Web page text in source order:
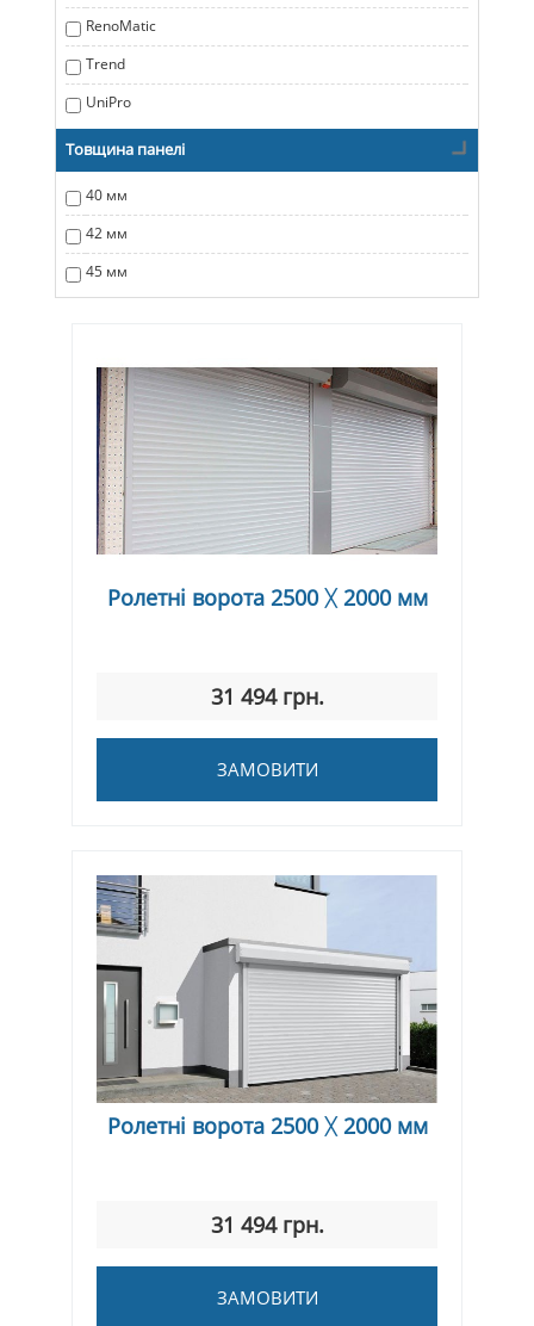
RenoMatic
Trend
UniPro
Товщина панелі
40 мм
42 мм
45 мм
Ролетні ворота 2500 ᚷ 2000 мм
31 494 грн.
ЗАМОВИТИ
Ролетні ворота 2500 ᚷ 2000 мм
31 494 грн.
ЗАМОВИТИ